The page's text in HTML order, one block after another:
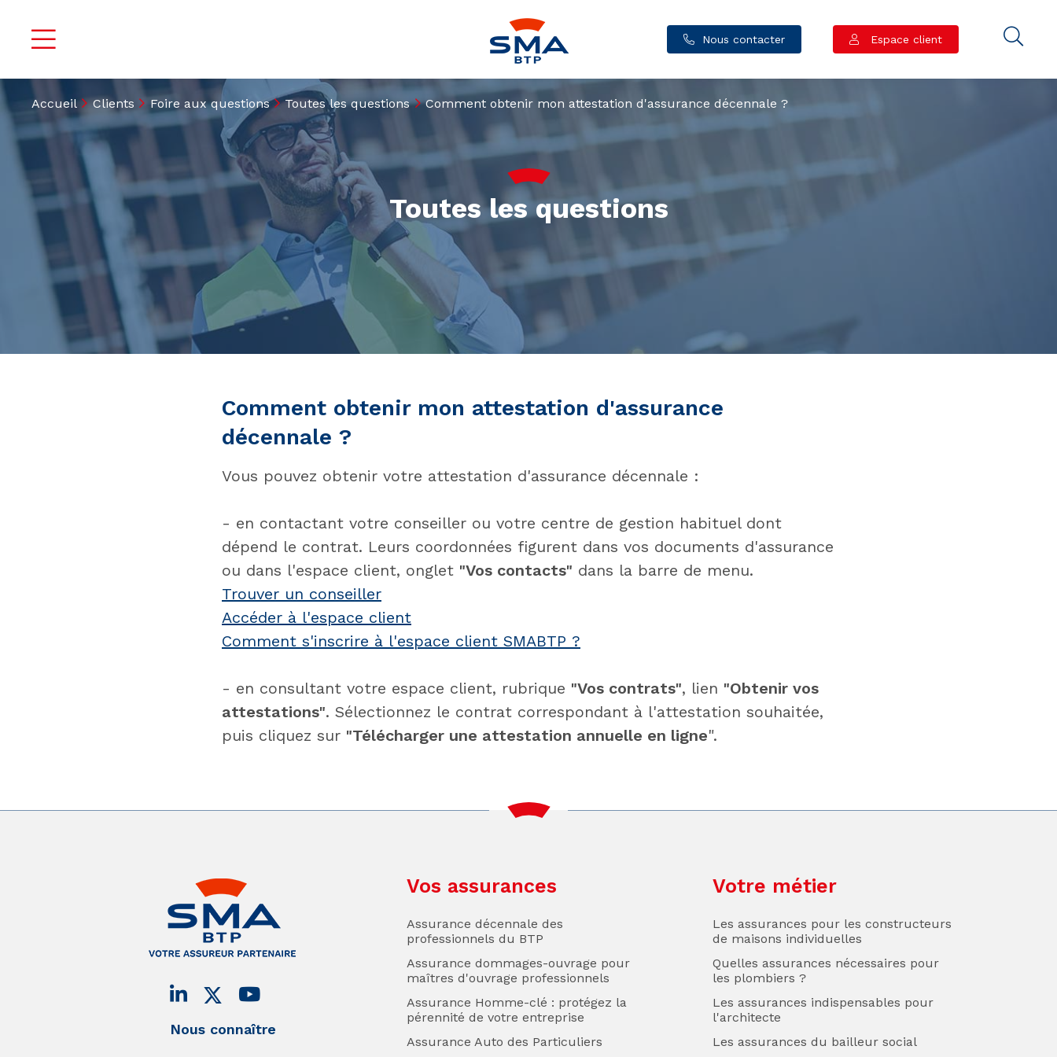
Nous contacter Espace client
Accueil Clients Foire aux questions Toutes les questions Comment obtenir mon attestation d'assurance décennale ?
Toutes les questions
Comment obtenir mon attestation d'assurance
décennale ?
Vous pouvez obtenir votre attestation d'assurance décennale :
- en contactant votre conseiller ou votre centre de gestion habituel dont
dépend le contrat. Leurs coordonnées figurent dans vos documents d'assurance
ou dans l'espace client, onglet "Vos contacts" dans la barre de menu.
Trouver un conseiller
Accéder à l'espace client
Comment s'inscrire à l'espace client SMABTP ?
- en consultant votre espace client, rubrique "Vos contrats", lien "Obtenir vos
attestations". Sélectionnez le contrat correspondant à l'attestation souhaitée,
puis cliquez sur "Télécharger une attestation annuelle en ligne".
Nous connaître
Vos assurances
Assurance décennale des
professionnels du BTP
Assurance dommages-ouvrage pour
maîtres d'ouvrage professionnels
Assurance Homme-clé : protégez la
pérennité de votre entreprise
Assurance Auto des Particuliers
Votre métier
Les assurances pour les constructeurs
de maisons individuelles
Quelles assurances nécessaires pour
les plombiers ?
Les assurances indispensables pour
l'architecte
Les assurances du bailleur social